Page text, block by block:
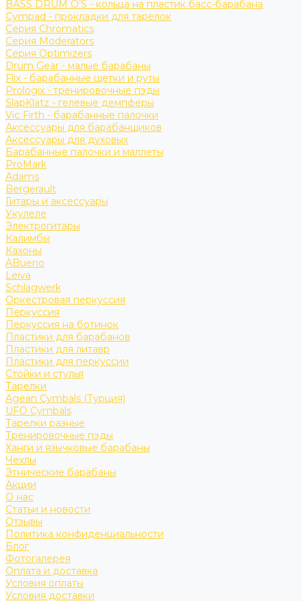
BASS DRUM O’S - кольца на пластик басс-барабана
Cympad - прокладки для тарелок
Серия Chromatics
Серия Moderators
Серия Optimizers
Drum Gear - малые барабаны
Flix - барабанные щетки и руты
Prologix - тренировочные пэды
SlapKlatz - гелевые демпферы
Vic Firth - барабанные палочки
Аксессуары для барабанщиков
Аксессуары для духовых
Барабанные палочки и маллеты
ProMark
Adams
Bergerault
Гитары и аксессуары
Укулеле
Электрогитары
Калимбы
Кахоны
ABueno
Leiva
Schlagwerk
Оркестровая перкуссия
Перкуссия
Перкуссия на ботинок
Пластики для барабанов
Пластики для литавр
Пластики для перкуссии
Стойки и стулья
Тарелки
Agean Cymbals (Турция)
UFO Cymbals
Тарелки разные
Тренировочные пэды
Ханги и язычковые барабаны
Чехлы
Этнические барабаны
Акции
О нас
Статьи и новости
Отзывы
Политика конфиденциальности
Блог
Фотогалерея
Оплата и доставка
Условия оплаты
Условия доставки